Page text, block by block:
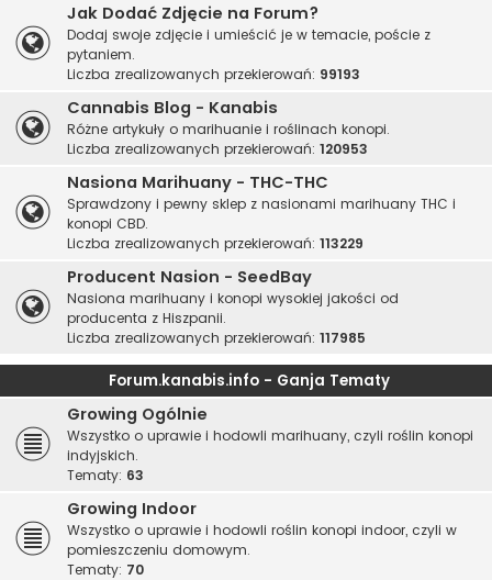
Jak Dodać Zdjęcie na Forum?
Dodaj swoje zdjęcie i umieścić je w temacie, poście z
pytaniem.
Liczba zrealizowanych przekierowań: 99193
Cannabis Blog - Kanabis
Różne artykuły o marihuanie i roślinach konopi.
Liczba zrealizowanych przekierowań: 120953
Nasiona Marihuany - THC-THC
Sprawdzony i pewny sklep z nasionami marihuany THC i
konopi CBD.
Liczba zrealizowanych przekierowań: 113229
Producent Nasion - SeedBay
Nasiona marihuany i konopi wysokiej jakości od
producenta z Hiszpanii.
Liczba zrealizowanych przekierowań: 117985
Forum.kanabis.info - Ganja Tematy
Growing Ogólnie
Wszystko o uprawie i hodowli marihuany, czyli roślin konopi
indyjskich.
Tematy: 63
Growing Indoor
Wszystko o uprawie i hodowli roślin konopi indoor, czyli w
pomieszczeniu domowym.
Tematy: 70